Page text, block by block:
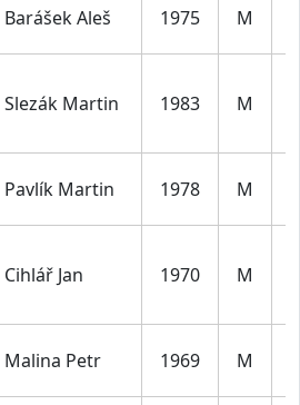
Barášek Aleš 1975 M
Slezák Martin 1983 M
Pavlík Martin 1978 M
Cihlář Jan 1970 M
Malina Petr 1969 M